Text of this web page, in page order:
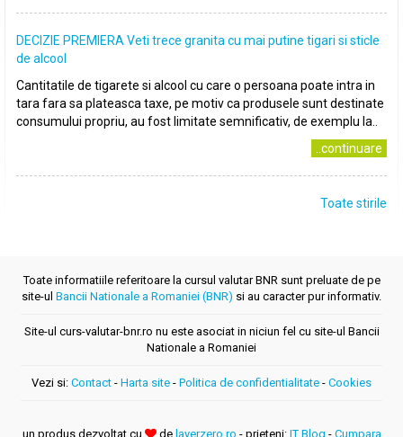
DECIZIE PREMIERA Veti trece granita cu mai putine tigari si sticle
de alcool
Cantitatile de tigarete si alcool cu care o persoana poate intra in
tara fara sa plateasca taxe, pe motiv ca produsele sunt destinate
consumului propriu, au fost limitate semnificativ, de exemplu la..
..continuare
Toate stirile
Toate informatiile referitoare la cursul valutar BNR sunt preluate de pe
site-ul Bancii Nationale a Romaniei (BNR) si au caracter pur informativ.
Site-ul curs-valutar-bnr.ro nu este asociat in niciun fel cu site-ul Bancii
Nationale a Romaniei
Vezi si: Contact - Harta site - Politica de confidentialitate - Cookies
un produs dezvoltat cu de layerzero.ro - prieteni: IT Blog - Cumpara